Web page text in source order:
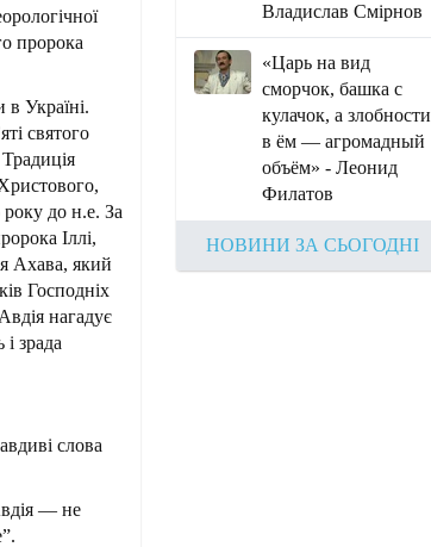
пророка
Україні.
святого
до н.е. За
Іллі,
Ахава, який
Господніх
нагадує
зрада
слова
— не
Владислав Смірнов
«Царь на вид
сморчок, башка с
кулачок, а злобности
в ём — агромадный
объём» - Леонид
Филатов
НОВИНИ ЗА СЬОГОДНІ